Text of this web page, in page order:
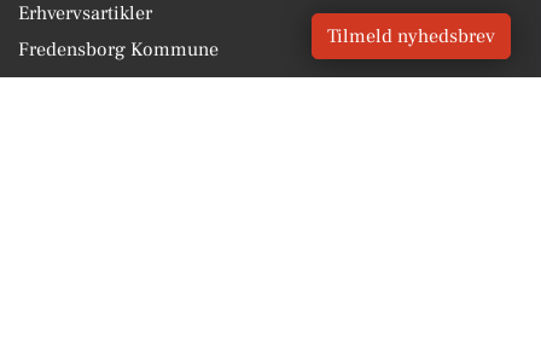
Erhvervsartikler
Fredensborg Kommune
Tilmeld nyhedsbrev